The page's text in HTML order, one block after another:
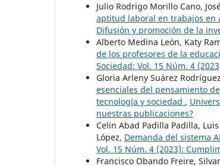
Julio Rodrigo Morillo Cano,
aptitud laboral en trabajos en
Difusión y promoción de la
Alberto Medina León, Katy
de los profesores de la
Sociedad: Vol. 15 Núm. 4
Gloria Arleny Suárez
esenciales del pensamiento
tecnología y sociedad ,
nuestras publicaciones?
Celin Abad Padilla Padilla,
López, Demanda del sistema
Vol. 15 Núm. 4 (2023):
Francisco Obando Freire,